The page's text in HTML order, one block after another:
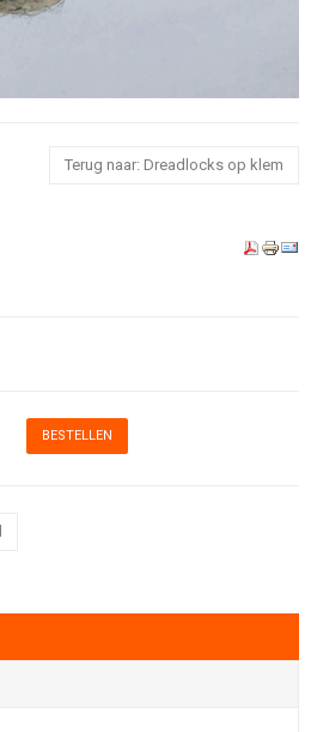
Terug naar: Dreadlocks op klem